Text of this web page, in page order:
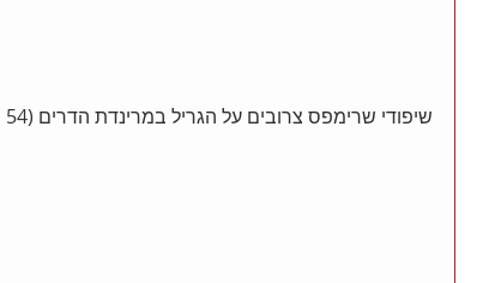
שיפודי שרימפס צרובים על הגריל במרינדת הדרים (54 ש"ח)